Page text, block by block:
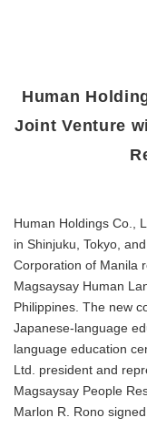
Human
Joint Venture
Human Holdings Co.,
in Shinjuku, Tokyo,
Corporation of Manila
Magsaysay Human
Philippines. The new
Japanese-language
language education
Ltd. president and
Magsaysay People
Marlon R. Rono